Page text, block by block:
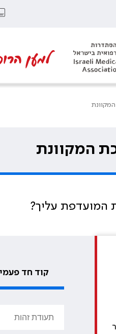
למען
המקוונת
עליך?
קוד חד פעמי